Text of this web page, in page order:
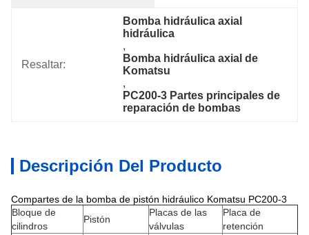
Resaltar:
Bomba hidráulica axial
hidráulica
,
Bomba hidráulica axial de
Komatsu
,
PC200-3 Partes principales de
reparación de bombas
Descripción Del Producto
Compartes de la bomba de pistón hidráulico Komatsu PC200-3
Bloque de
cilindros
Pistón
Placas de las
válvulas
Placa de
retención